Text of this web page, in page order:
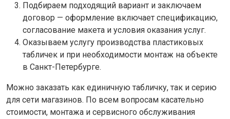
Подбираем подходящий вариант и заключаем
договор — оформление включает спецификацию,
согласование макета и условия оказания услуг.
Оказываем услугу производства пластиковых
табличек и при необходимости монтаж на объекте
в Санкт-Петербурге.
Можно заказать как единичную табличку, так и серию
для сети магазинов. По всем вопросам касательно
стоимости, монтажа и сервисного обслуживания